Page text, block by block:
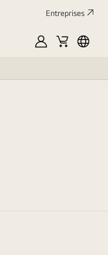
Entreprises​
MyLGCart